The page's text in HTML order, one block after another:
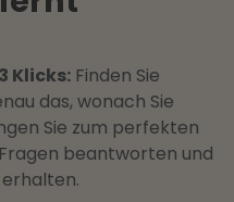
Klicks: Finden Sie
das, wonach Sie
Sie zum perfekten
beantworten und